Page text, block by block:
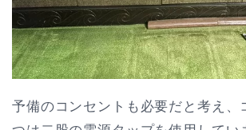
予備のコンセントも必要だと考え、